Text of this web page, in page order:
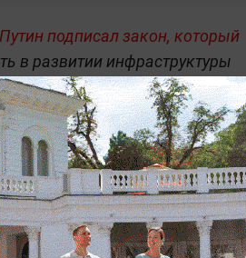
подписал закон, который
в развитии инфраструктуры
—в разделе «Последние